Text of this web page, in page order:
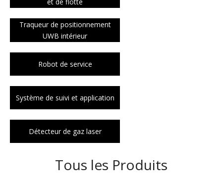
Traqueur de positionnement
UWB intérieur
Robot de service
Système de suivi et application
Détecteur de gaz laser
Tous les Produits